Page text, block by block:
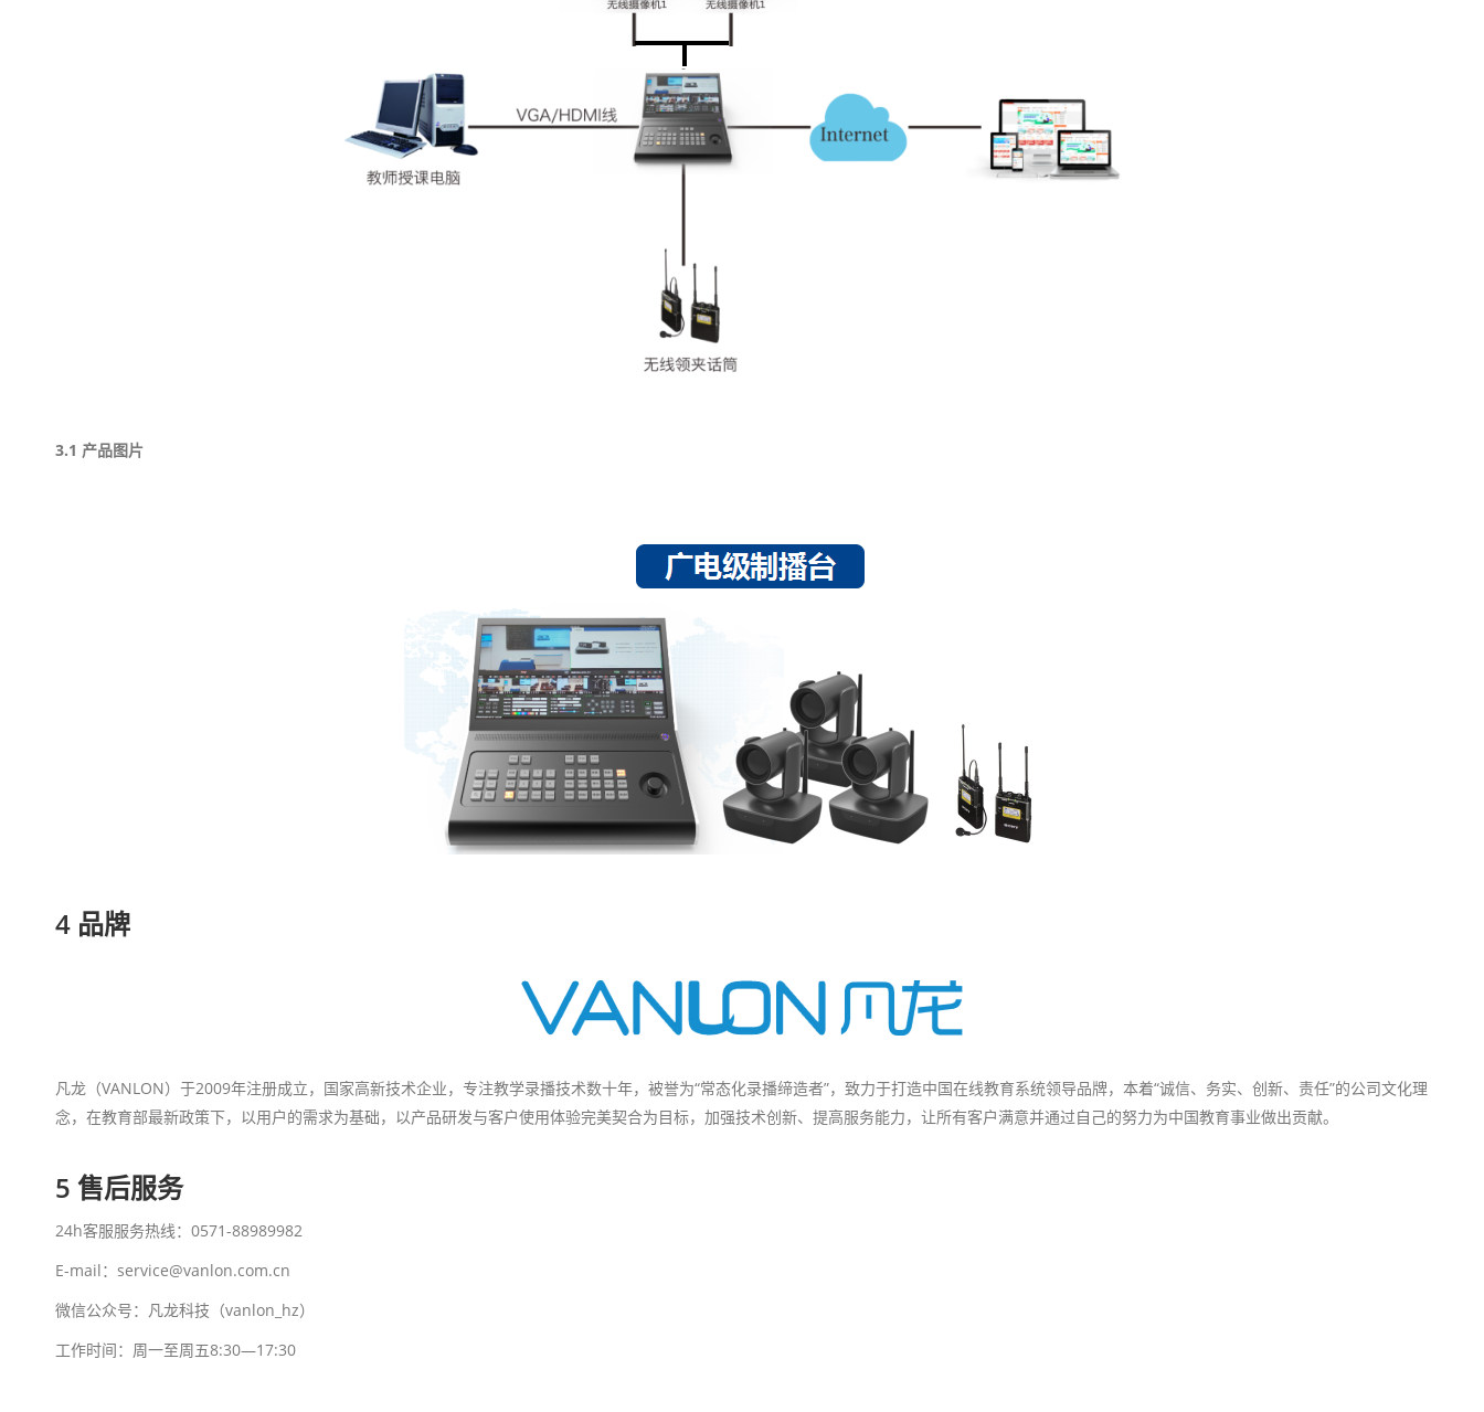
3.1 产品图片
4 品牌
凡龙（VANLON）于2009年注册成立，国家高新技术企业，专注教学录播技术数十年，被誉为“常态化录播缔造者”，致力于打造中国在线教育系统领导品牌，本着“诚信、务实、创新、责任”的公司文化理
念，在教育部最新政策下，以用户的需求为基础，以产品研发与客户使用体验完美契合为目标，加强技术创新、提高服务能力，让所有客户满意并通过自己的努力为中国教育事业做出贡献。
5 售后服务
24h客服服务热线：0571-88989982
E-mail：service@vanlon.com.cn
微信公众号：凡龙科技（vanlon_hz）
工作时间：周一至周五8:30—17:30